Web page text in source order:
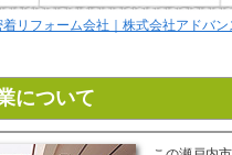
リフォーム会社｜株式会社アドバン
について